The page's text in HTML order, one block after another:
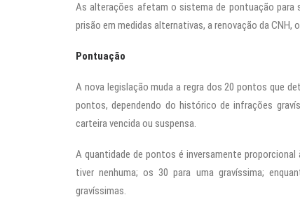
As alterações afetam o sistema de pontuação para
prisão em medidas alternativas, a renovação da
Pontuação
A nova legislação muda a regra dos 20 pontos que
pontos, dependendo do histórico de infrações
carteira vencida ou suspensa.
A quantidade de pontos é inversamente
tiver nenhuma; os 30 para uma gravíssima;
gravíssimas.